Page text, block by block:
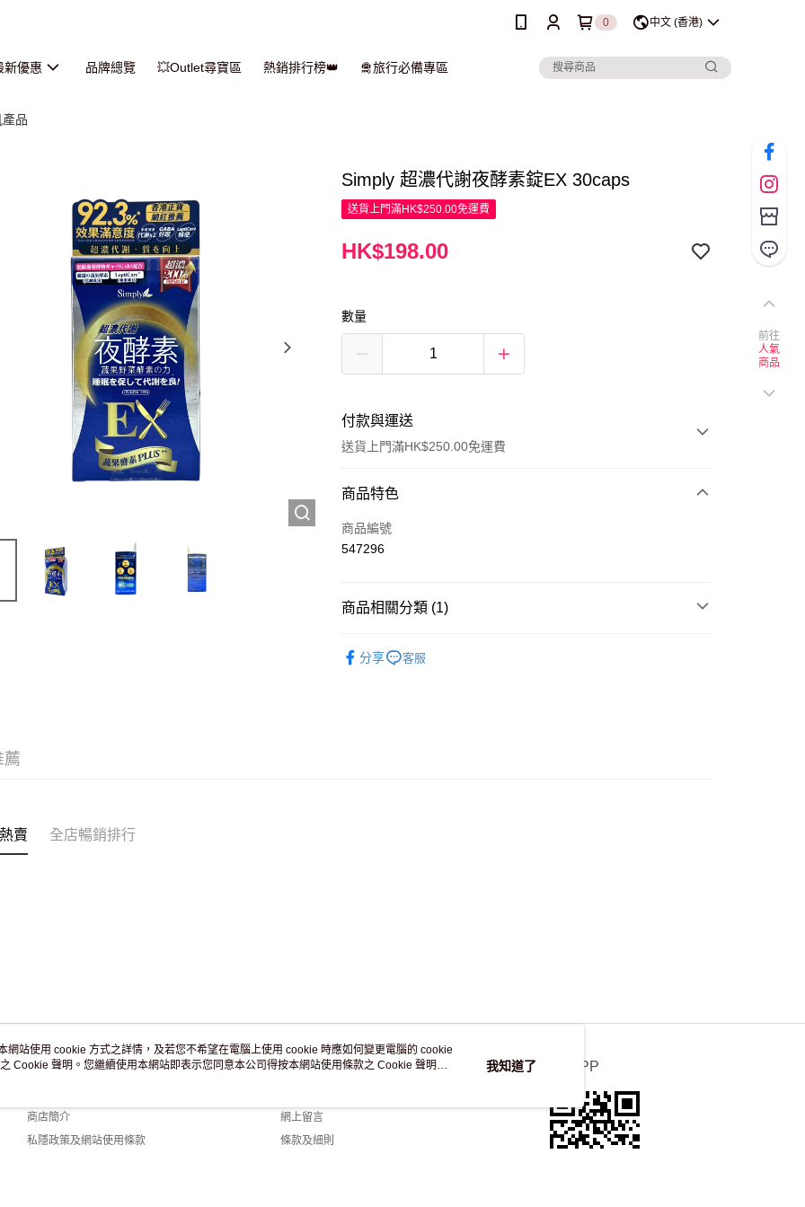
0 中文 (香港)
新優惠 品牌總覽 💥Outlet尋寶區 熱銷排行榜👑 🛅旅行必備專區
品
Simply 超濃代謝夜酵素錠EX 30caps
送貨上門滿HK$250.00免運費
HK$198.00
數量
付款與運送
送貨上門滿HK$250.00免運費
付款方式
信用卡
商品特色
商品編號
547296
商品相關分類 (1)
分享
客服
薦
賣 全店暢銷排行
關於我們
商店簡介
私隱政策及網站使用條款
客戶服務
網上留言
條款及細則
官方APP
前往
人氣
商品
網站使用 cookie 方式之詳情，及若您不希望在電腦上使用 cookie 時應如何變更電腦的 cookie
Cookie 聲明。您繼續使用本網站即表示您同意本公司得按本網站使用條款之 Cookie 聲明使
我知道了